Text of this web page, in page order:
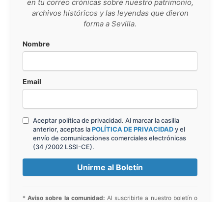
en tu correo crónicas sobre nuestro patrimonio,
archivos históricos y las leyendas que dieron
forma a Sevilla.
Nombre
Email
Aceptar política de privacidad. Al marcar la casilla
anterior, aceptas laPOLÍTICA DE PRIVACIDADy el
envío de comunicaciones comerciales electrónicas
(34 /2002 LSSI-CE).
*Aviso sobre la comunidad: Al suscribirte a nuestro boletín o